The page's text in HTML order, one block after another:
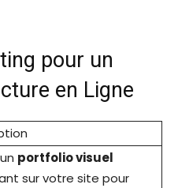
pour un
en Ligne
portfolio visuel
sur votre site pour